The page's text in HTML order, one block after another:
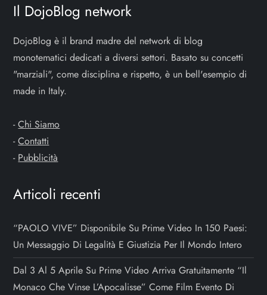
n
e
a
r
t
i
c
l
i
Il DojoBlog network
DojoBlog è il brand madre del network di blog
monotematici dedicati a diversi settori. Basato su concetti
"marziali", come disciplina e rispetto, è un bell'esempio di
made in Italy.
-Chi Siamo
-Contatti
- Pubblicità
Articoli recenti
“PAOLO VIVE” Disponibile Su Prime Video In 150 Paesi:
Un Messaggio Di Legalità E Giustizia Per Il Mondo Intero
Dal 3 Al 5 Aprile Su Prime Video Arriva Gratuitamente “Il
Monaco Che Vinse L’Apocalisse” Come Film Evento Di